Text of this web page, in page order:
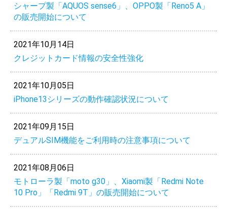
シャープ製「AQUOS sense6」、OPPO製「Reno5 A」
の販売開始について
2021年10月14日
クレジットカード情報の安全性強化
2021年10月05日
iPhone13シリーズの動作確認状況について
2021年09月15日
デュアルSIM機能をご利用時の注意事項について
2021年08月06日
モトローラ製「moto g30」、Xiaomi製「Redmi Note
10 Pro」「Redmi 9T」の販売開始について